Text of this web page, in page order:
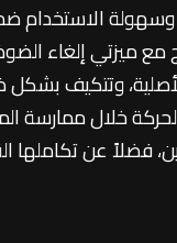
الاستخدام
وتتكيف
خلال ممارسة
فضلاً عن تكاملها